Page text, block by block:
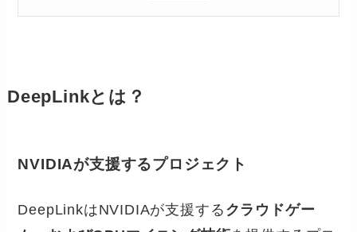
DeepLinkとは？
NVIDIAが支援するプロジェクト
DeepLinkはNVIDIAが支援する クラウドゲー